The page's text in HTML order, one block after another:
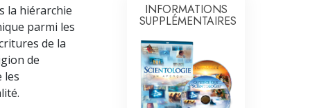
la hiérarchie
parmi les
de la
de
les
INFORMATIONS
SUPPLÉMENTAIRES